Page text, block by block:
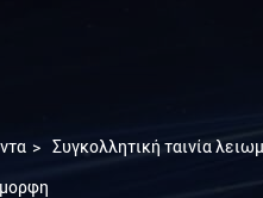
> Συγκολλητική ταινία